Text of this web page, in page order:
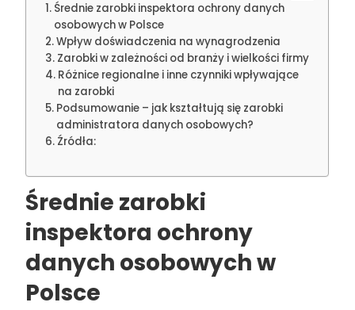
Średnie zarobki inspektora ochrony danych
osobowych w Polsce
Wpływ doświadczenia na wynagrodzenia
Zarobki w zależności od branży i wielkości firmy
Różnice regionalne i inne czynniki wpływające
na zarobki
Podsumowanie – jak kształtują się zarobki
administratora danych osobowych?
Źródła:
Średnie zarobki
inspektora ochrony
danych osobowych w
Polsce